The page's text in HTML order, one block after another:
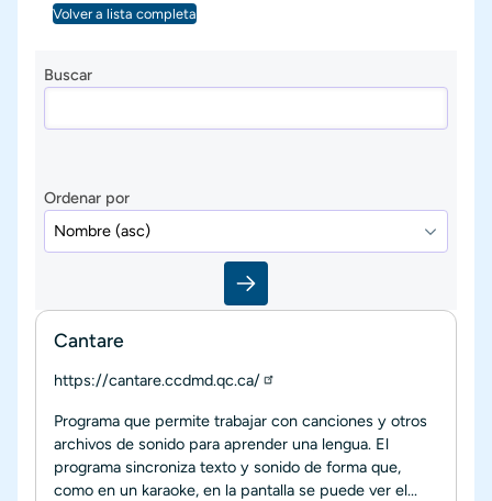
Volver a lista completa
Buscar
Ordenar por
Cantare
https://cantare.ccdmd.qc.ca/
Programa que permite trabajar con canciones y otros
archivos de sonido para aprender una lengua. El
programa sincroniza texto y sonido de forma que,
como en un karaoke, en la pantalla se puede ver el...